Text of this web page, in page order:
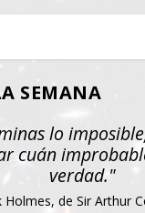
SEMANA
lo
cuán
verdad."
Holmes, de Sir Arthur